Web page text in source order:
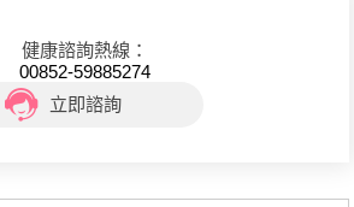
健康諮詢熱線：
00852-59885274
立即諮詢